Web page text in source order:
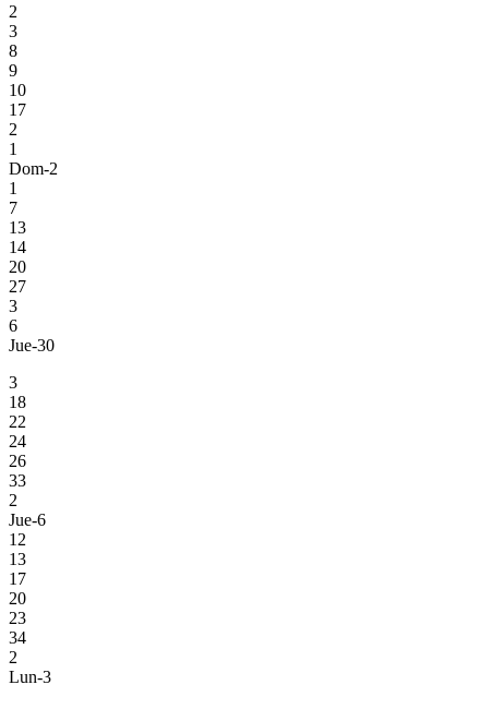
2
3
8
9
10
17
2
1
Dom-2
1
7
13
14
20
27
3
6
Jue-30
3
18
22
24
26
33
2
Jue-6
12
13
17
20
23
34
2
Lun-3